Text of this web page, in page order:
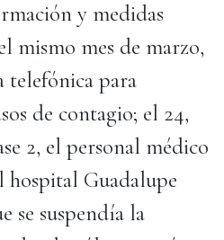
y medidas
mismo mes de marzo,
telefónica para
de contagio; el 24,
2, el personal médico
Guadalupe
se suspendía la